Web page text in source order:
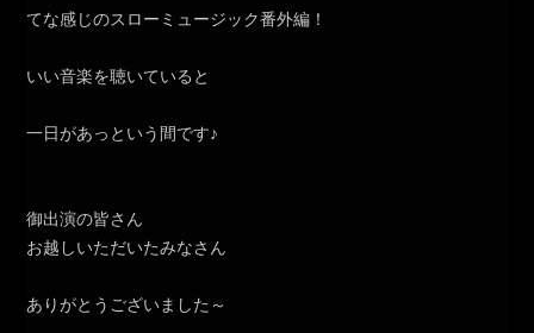
てな感じのスローミュージック番外編！
いい音楽を聴いていると
一日があっという間です♪
御出演の皆さん
お越しいただいたみなさん
ありがとうございました～